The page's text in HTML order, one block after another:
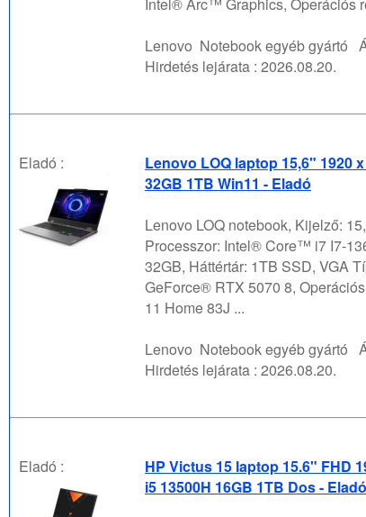
Intel® Arc™ Graphics, Operációs
Lenovo Notebook egyéb gyártó
Hirdetés lejárata : 2026.08.20.
Eladó :
Lenovo LOQ laptop 15,6" 1920
32GB 1TB Win11 - Eladó
Lenovo LOQ notebook, Kijelző:
Processzor: Intel® Core™ i7 I7-
32GB, Háttértár: 1TB SSD, VGA
GeForce® RTX 5070 8,
11 Home 83J ...
Lenovo Notebook egyéb gyártó
Hirdetés lejárata : 2026.08.20.
Eladó :
HP Victus 15 laptop 15.6" FHD
i5 13500H 16GB 1TB Dos - Eladó